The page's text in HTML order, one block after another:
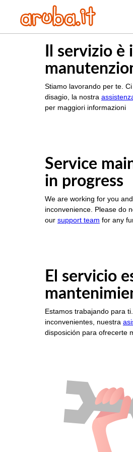
Il servizio è
Stiamo lavorando per te.
disagio, la nostra
per maggiori informazioni
Service
in progress
We are working for you
inconvenience. Please do
our support team for any
El servicio
Estamos trabajando para
inconvenientes, nuestra
disposición para ofrecerte